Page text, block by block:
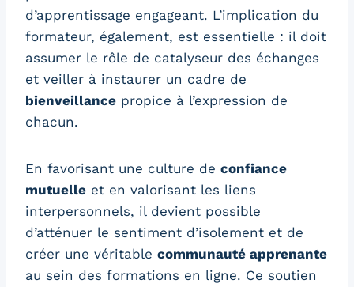
d’apprentissage engageant. L’implication du
formateur, également, est essentielle : il doit
assumer le rôle de catalyseur des échanges
et veiller à instaurer un cadre de
bienveillance propice à l’expression de
chacun.
En favorisant une culture de confiance
mutuelle et en valorisant les liens
interpersonnels, il devient possible
d’atténuer le sentiment d’isolement et de
créer une véritable communauté apprenante
au sein des formations en ligne. Ce soutien